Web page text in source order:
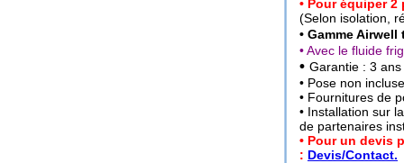
• Pour équiper
(Selon isolation,
• Gamme
• Avec le fluide
• Garantie : 3
• Pose non
• Fournitures de
• Installation sur
de partenaires
• Pour un devis
: Devis/Contact.